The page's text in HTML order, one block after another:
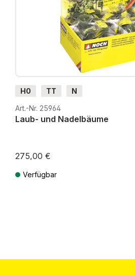
H0 TT
N
Art.-Nr. 25964
Laub- und Nadelbäume
275,00 €
Verfügbar